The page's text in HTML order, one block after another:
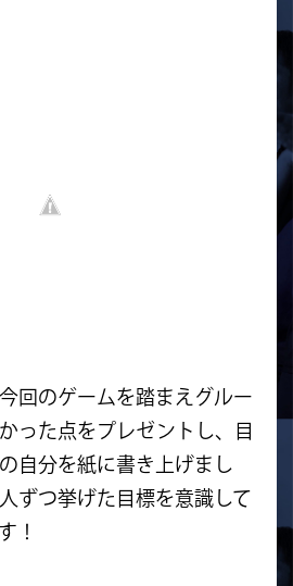
回のゲームを踏まえグルー
った点をプレゼントし、目
自分を紙に書き上げまし
ずつ挙げた目標を意識して
！